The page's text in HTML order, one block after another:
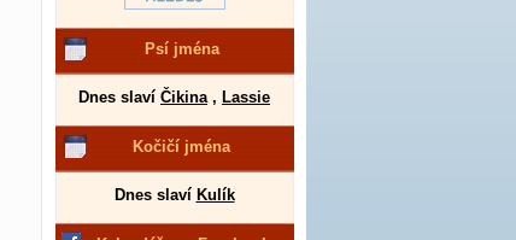
Psí jména
Dnes slaví Čikina, Lassie
Kočičí jména
Dnes slaví Kulík